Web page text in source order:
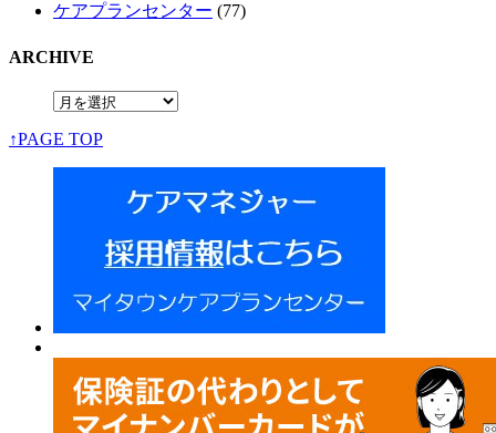
ケアプランセンター (77)
ARCHIVE
↑PAGE TOP